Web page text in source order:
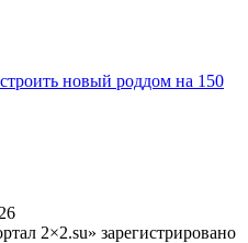
новый роддом на 150
2×2.su» зарегистрировано